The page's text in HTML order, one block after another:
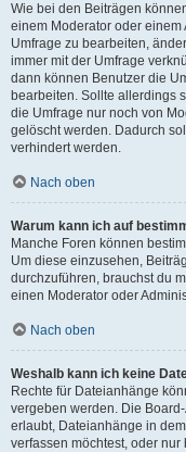
Wie bei den Beiträgen
einem Moderator oder
Umfrage zu bearbeiten,
immer mit der Umfrage
dann können Benutzer die
bearbeiten. Sollte allerdings
die Umfrage nur noch von
gelöscht werden. Dadurch
verhindert werden.
Nach oben
Warum kann ich auf
Manche Foren können
Um diese einzusehen,
durchzuführen, brauchst du
einen Moderator oder
Nach oben
Weshalb kann ich keine
Rechte für Dateianhänge
vergeben werden. Die
erlaubt, Dateianhänge in
verfassen möchtest, oder